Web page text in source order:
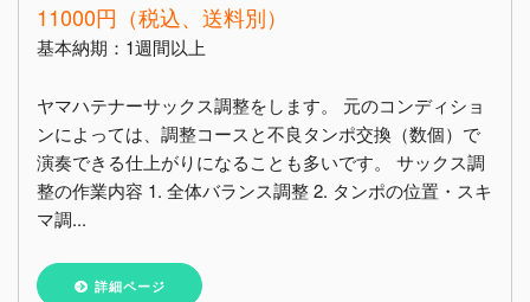
11000円（税込、送料別）
基本納期：1週間以上
ヤマハテナーサックス調整をします。 元のコンディショ
ンによっては、調整コースと不良タンポ交換（数個）で
演奏できる仕上がりになることも多いです。 サックス調
整の作業内容 1. 全体バランス調整 2. タンポの位置・スキ
マ調...
詳細ページ